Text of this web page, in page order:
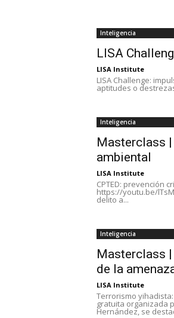
Inteligencia
LISA
LISA Institute
LISA Challenge:
aptitudes o
Inteligencia
Masterclass
ambiental
LISA Institute
CPTED: prevención
https://youtu.be/
delito a...
Inteligencia
Masterclass
de la
LISA Institute
Terrorismo
gratuita organizada
Hernández, se